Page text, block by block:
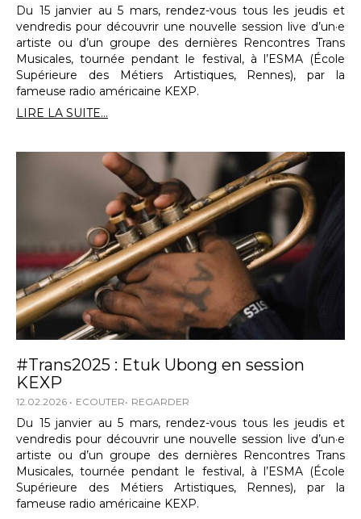
Du 15 janvier au 5 mars, rendez-vous tous les jeudis et
vendredis pour découvrir une nouvelle session live d’un·e
artiste ou d’un groupe des dernières Rencontres Trans
Musicales, tournée pendant le festival, à l’ESMA (École
Supérieure des Métiers Artistiques, Rennes), par la
fameuse radio américaine KEXP.
LIRE LA SUITE...
#Trans2025 : Etuk Ubong en session
KEXP
12.02.2026 ECOUTER REGARDER
Du 15 janvier au 5 mars, rendez-vous tous les jeudis et
vendredis pour découvrir une nouvelle session live d’un·e
artiste ou d’un groupe des dernières Rencontres Trans
Musicales, tournée pendant le festival, à l’ESMA (École
Supérieure des Métiers Artistiques, Rennes), par la
fameuse radio américaine KEXP.